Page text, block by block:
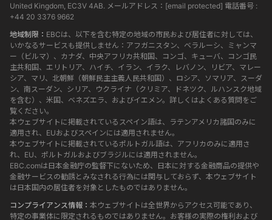
United Kingdom, EC3V 4AB. メールアドレス： [email protected] 電話番号 :
+44 20 3376 9662
地域制限： EBCは、以下を含む特定の地域の市民および居住者に対しては、
いかなるサービスも提供しません：アフガニスタン、ベラルーシ、ミャンマ
ー（ビルマ）、カナダ、中央アフリカ共和国、コンゴ、キューバ、コンゴ民
主共和国、エリトリア、ハイチ、イラン、イラク、レバノン、リビア、マレー
シア、マリ、北朝鮮（朝鮮民主主義人民共和国）、ロシア、ソマリア、スーダ
ン、南スーダン、シリア、ウクライナ（クリミア、ドネツク、ルハンスク地域
を含む）、米国、ベネズエラ、およびイエメン。詳しくはよくある質問をご
覧ください。
本ウェブサイトに掲載されているスペイン語は、ラテンアメリカ諸国のみに
適用され、EUおよびスペインには適用されません。
本ウェブサイトに掲載されているポルトガル語は、アフリカのみに適用さ
れ、EU、ポルトガルおよびブラジルには適用されません。
EBC.comは日本金融庁の監督下にないため、日本に対する金融商品の提供や
金融サービスの勧誘とみなされる行為には関与しておらず、本ウェブサイト
は日本国内の居住者を対象としたものではありません。
コンプライアンス情報： 本ウェブサイトは全世界からアクセス可能であり、
特定の事業体に限定されるものではありません。お客様の実際の権利および